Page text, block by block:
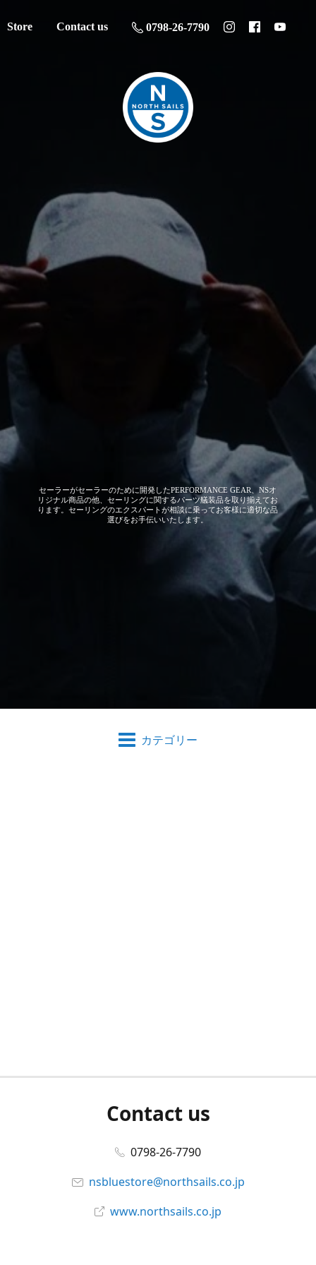
Store Contact us 0798-26-7790
セーラーがセーラーのために開発したPERFORMANCE GEAR、NSオ
リジナル商品の他、セーリングに関するパーツ艤装品を取り揃えてお
ります。セーリングのエクスパートが相談に乗ってお客様に適切な品
選びをお手伝いいたします。
カテゴリー
Contact us
0798-26-7790
nsbluestore@northsails.co.jp
www.northsails.co.jp